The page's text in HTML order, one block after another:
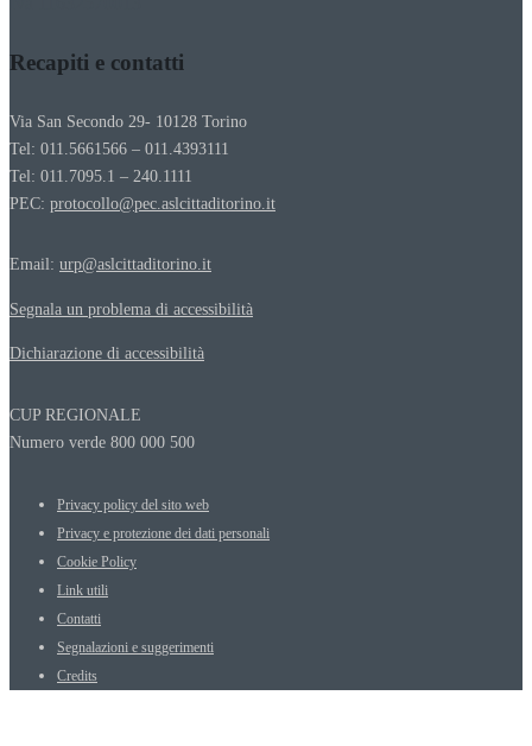
Recapiti e contatti
Via San Secondo 29- 10128 Torino
Tel: 011.5661566 – 011.4393111
Tel: 011.7095.1 – 240.1111
PEC: protocollo@pec.aslcittaditorino.it
Email: urp@aslcittaditorino.it
Segnala un problema di accessibilità
Dichiarazione di accessibilità
CUP REGIONALE
Numero verde 800 000 500
Privacy policy del sito web
Privacy e protezione dei dati personali
Cookie Policy
Link utili
Contatti
Segnalazioni e suggerimenti
Credits